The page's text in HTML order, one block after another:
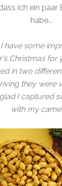
ich ein paar
habe...
I have some
Christmas for
in two
they were
I captured
with my